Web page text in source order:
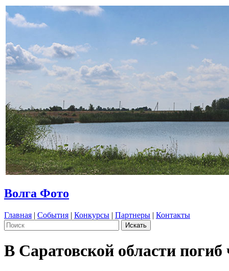
Волга Фото
Главная | События | Конкурсы | Партнеры | Контакты
В Саратовской области погиб